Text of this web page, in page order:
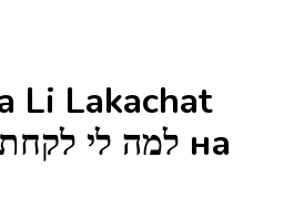
Li Lakachat